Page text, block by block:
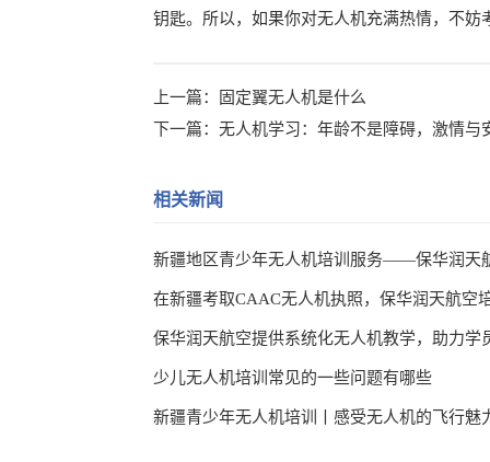
钥匙。所以，如果你对无人机充满热情，不
上一篇：
固定翼无人机是什么
下一篇： 无人机学习：年龄不是障碍，激情与
相关新闻
新疆地区青少年无人机培训服务——保华润天
在新疆考取CAAC无人机执照，保华润天航空
少儿无人机培训常见的一些问题有哪些